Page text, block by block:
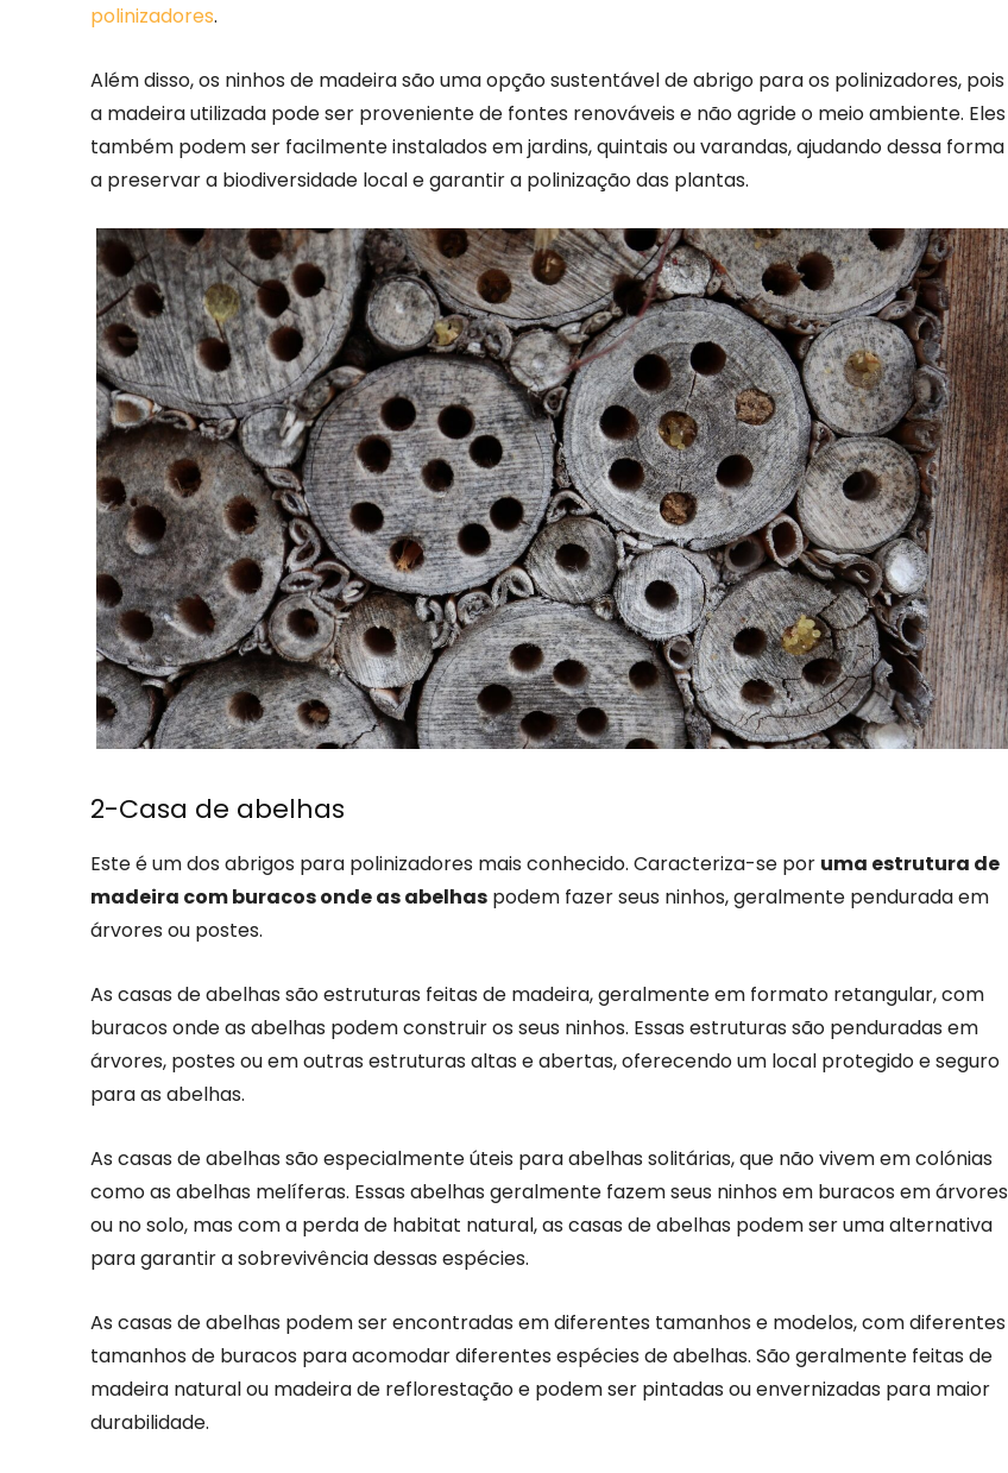
polinizadores.
Além disso, os ninhos de madeira são uma opção sustentável de abrigo para os polinizadores, pois
a madeira utilizada pode ser proveniente de fontes renováveis e não agride o meio ambiente. Eles
também podem ser facilmente instalados em jardins, quintais ou varandas, ajudando dessa forma
a preservar a biodiversidade local e garantir a polinização das plantas.
2-Casa de abelhas
Este é um dos abrigos para polinizadores mais conhecido. Caracteriza-se por uma estrutura de
madeira com buracos onde as abelhas podem fazer seus ninhos, geralmente pendurada em
árvores ou postes.
As casas de abelhas são estruturas feitas de madeira, geralmente em formato retangular, com
buracos onde as abelhas podem construir os seus ninhos. Essas estruturas são penduradas em
árvores, postes ou em outras estruturas altas e abertas, oferecendo um local protegido e seguro
para as abelhas.
As casas de abelhas são especialmente úteis para abelhas solitárias, que não vivem em colónias
como as abelhas melíferas. Essas abelhas geralmente fazem seus ninhos em buracos em árvores
ou no solo, mas com a perda de habitat natural, as casas de abelhas podem ser uma alternativa
para garantir a sobrevivência dessas espécies.
As casas de abelhas podem ser encontradas em diferentes tamanhos e modelos, com diferentes
tamanhos de buracos para acomodar diferentes espécies de abelhas. São geralmente feitas de
madeira natural ou madeira de reflorestação e podem ser pintadas ou envernizadas para maior
durabilidade.